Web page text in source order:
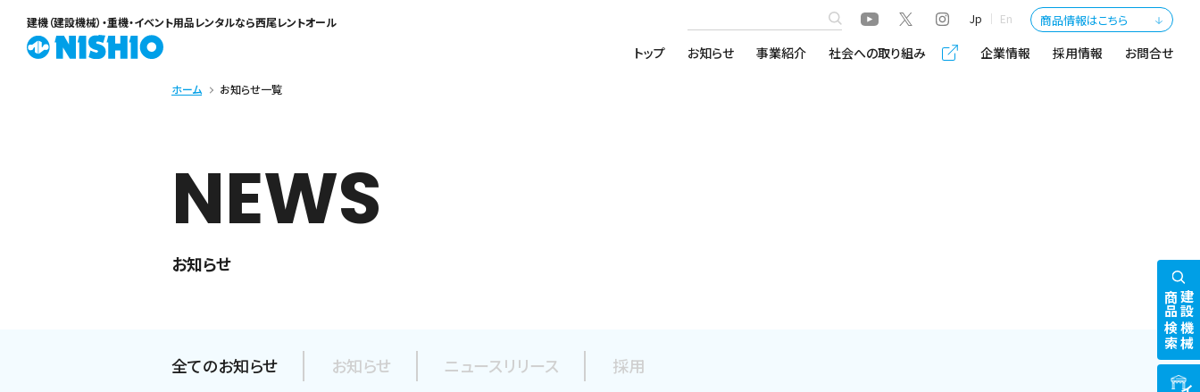
建機（建設機械）・重機・イベント用品レンタルなら西尾レントオール Jp En 商品情報はこちら
トップ お知らせ 事業紹介 社会への取り組み 企業情報 採用情報 お問合せ
ホーム お知らせ一覧
NEWS
お知らせ
全てのお知らせ お知らせ ニュースリリース 採用
建設機械
商品検索